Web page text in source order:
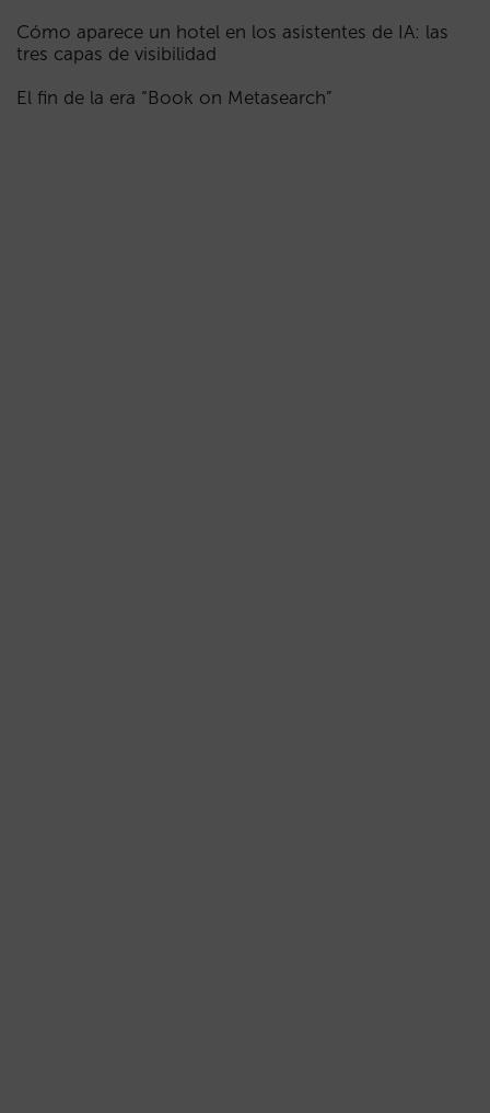
Cómo aparece un hotel en los asistentes de IA: las
tres capas de visibilidad
El fin de la era “Book on Metasearch”